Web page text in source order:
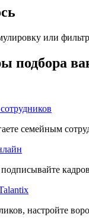
или
подбора
семейным
настройте